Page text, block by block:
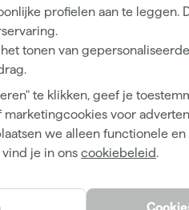
profielen aan te leggen.
tonen van
te klikken, geef je
marketingcookies voor
we alleen functionele
je in ons cookiebeleid.